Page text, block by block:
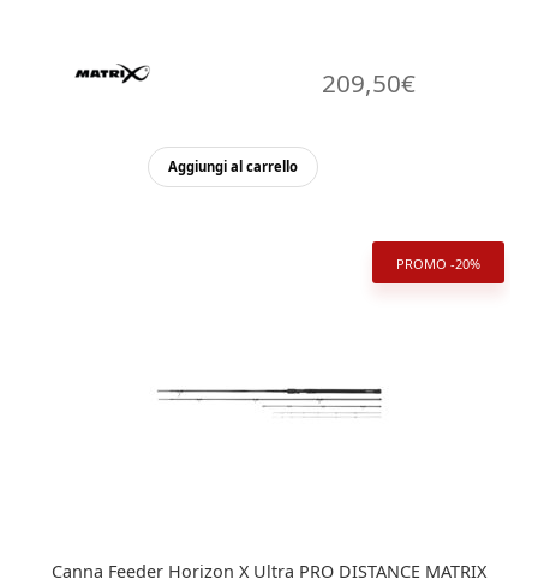
209,50€
Aggiungi al carrello
PROMO -20%
Canna Feeder Horizon X Ultra PRO DISTANCE MATRIX